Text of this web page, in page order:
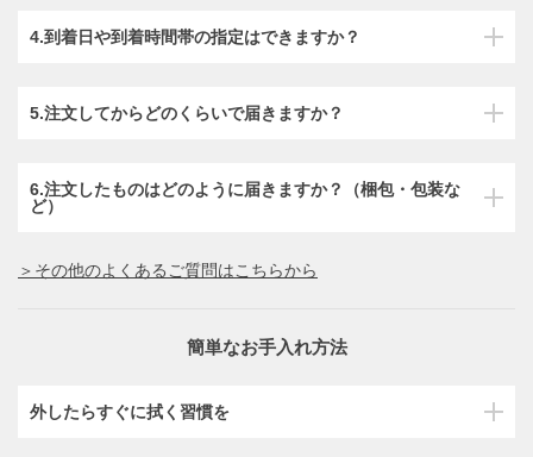
4.到着日や到着時間帯の指定はできますか？
5.注文してからどのくらいで届きますか？
6.注文したものはどのように届きますか？（梱包・包装な
ど）
＞その他のよくあるご質問はこちらから
簡単なお手入れ方法
外したらすぐに拭く習慣を